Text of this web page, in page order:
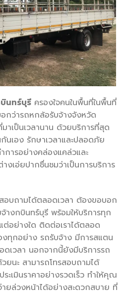
นทร์บุรี ครองใจคนในพื้นที่ในพื้นที่
กว่ารถหกล้อรับจ้างจังหวัด
าเป็นเวลานาน ด้วยบริการที่สุด
กันเอง รักษาเวลาและปลอดภัย
การอย่างคล่องแคล่วและ
างเอ่ยปากชื่นชมว่าเป็นการบริการ
สอบถามได้ตลอดเวลา ต้องขอบอก
างกบินทร์บุรี พร้อมให้บริการทุก
อย่างใด ติดต่อเราได้ตลอด
ทุกอย่าง รถรับจ้าง มีการสแตน
เวลา นอกจากนี้ยังมีบริการรถ
ยนะ สามารถโทรสอบถามได้
ระเมินราคาอย่างรวดเร็ว ทำให้คุณ
ายล่วงหน้าได้อย่างสะดวกสบาย ที่